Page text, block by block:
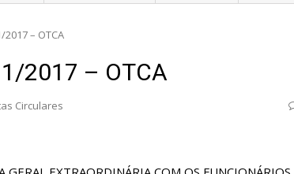
2017 – OTCA
2017 – OTCA
Circulares